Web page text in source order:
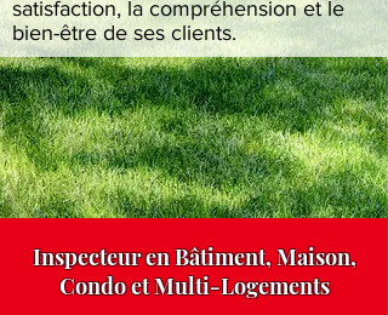
satisfaction, la compréhension et le
bien-être de ses clients.
Inspecteur en Bâtiment, Maison,
Condo et Multi-Logements